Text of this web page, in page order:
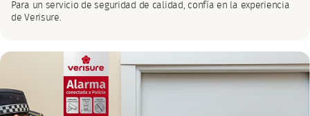
Para un servicio de seguridad de calidad, confía en la experiencia
de Verisure.